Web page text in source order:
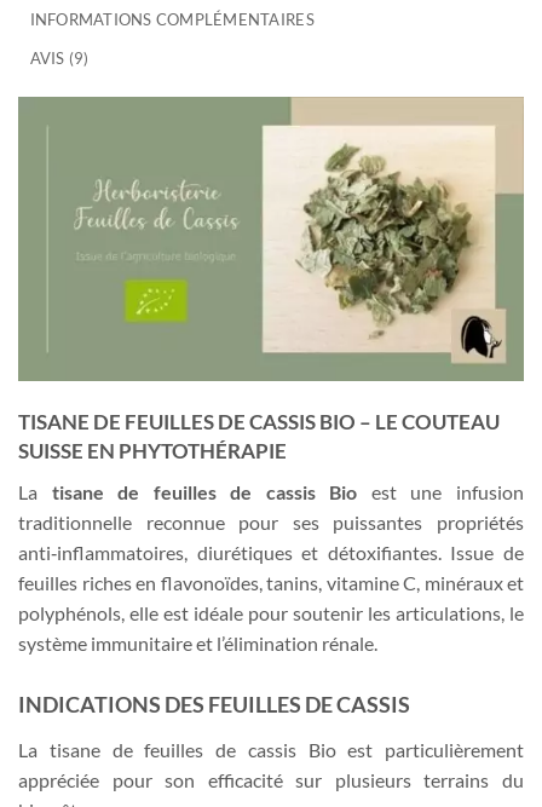
INFORMATIONS COMPLÉMENTAIRES
AVIS (9)
TISANE DE FEUILLES DE CASSIS BIO – LE COUTEAU
SUISSE EN PHYTOTHÉRAPIE
La tisane de feuilles de cassis Bio est une infusion
traditionnelle reconnue pour ses puissantes propriétés
anti‑inflammatoires, diurétiques et détoxifiantes. Issue de
feuilles riches en flavonoïdes, tanins, vitamine C, minéraux et
polyphénols, elle est idéale pour soutenir les articulations, le
système immunitaire et l’élimination rénale.
INDICATIONS DES FEUILLES DE CASSIS
La tisane de feuilles de cassis Bio est particulièrement
appréciée pour son efficacité sur plusieurs terrains du